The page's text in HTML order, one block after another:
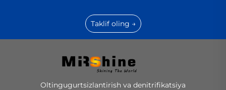
Taklif oling →
Oltingugurtsizlantirish va denitrifikatsiya